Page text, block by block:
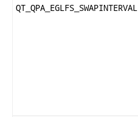
QT_QPA_EGLFS_SWAPINTERVAL